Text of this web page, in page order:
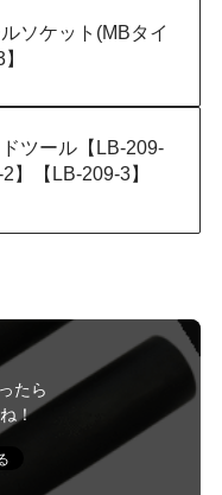
ソケット(MBタイ
ツール【LB-209-
】【LB-209-3】
たら
！